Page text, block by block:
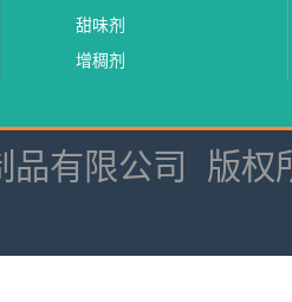
甜味剂
增稠剂
品有限公司 版权